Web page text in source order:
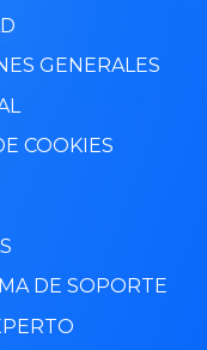
GENERALES
COOKIES
DE SOPORTE